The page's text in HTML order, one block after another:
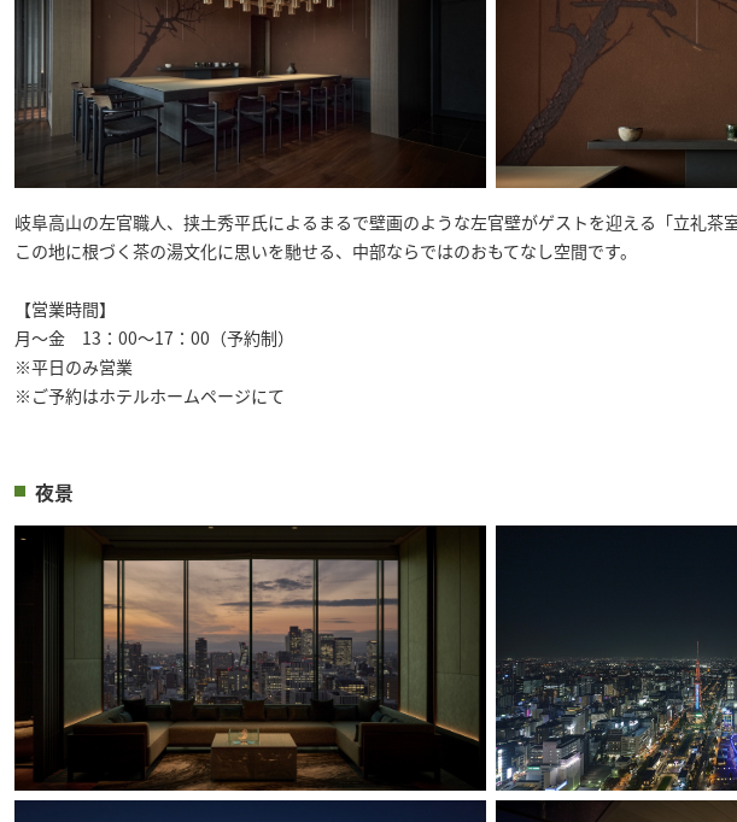
岐阜高山の左官職人、挟土秀平氏によるまるで壁画のような左官壁がゲストを迎える「立礼茶
この地に根づく茶の湯文化に思いを馳せる、中部ならではのおもてなし空間です。
【営業時間】
月～金 13：00～17：00（予約制）
※平日のみ営業
※ご予約はホテルホームページにて
夜景